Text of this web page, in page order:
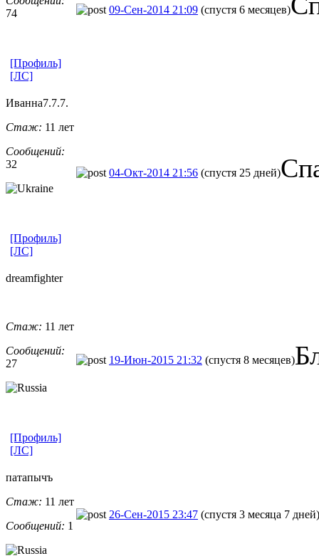
74
09-Сен-2014 21:09 (спустя 6 месяцев)
[Профиль]
[ЛС]
Иванна7.7.7.
Стаж: 11 лет
Сообщений:
32
04-Окт-2014 21:56 (спустя 25 дней)
[Профиль]
[ЛС]
dreamfighter
Стаж: 11 лет
Сообщений:
27
19-Июн-2015 21:32 (спустя 8 месяцев)
[Профиль]
[ЛС]
патапычъ
Стаж: 11 лет
Сообщений: 1
26-Сен-2015 23:47 (спустя 3 месяца 7 дней)